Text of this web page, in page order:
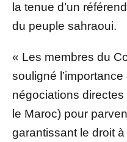
la tenue d’un
du peuple sahraoui.
« Les membres du
souligné
négociations
le Maroc) pour
garantissant le droit